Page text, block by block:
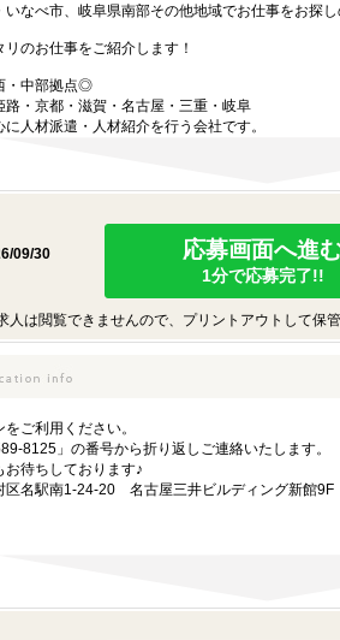
いなべ市、岐阜県南部その他地域でお仕事をお探
のお仕事をご紹介します！
・中部拠点◎
路・京都・滋賀・名古屋・三重・岐阜
人材派遣・人材紹介を行う会社です。
09/30
応募画面へ進
1分で応募完了!!
は閲覧できませんので、プリントアウトして保管
をご利用ください。
8125」の番号から折り返しご連絡いたします。
お待ちしております♪
区名駅南1-24-20 名古屋三井ビルディング新館9F